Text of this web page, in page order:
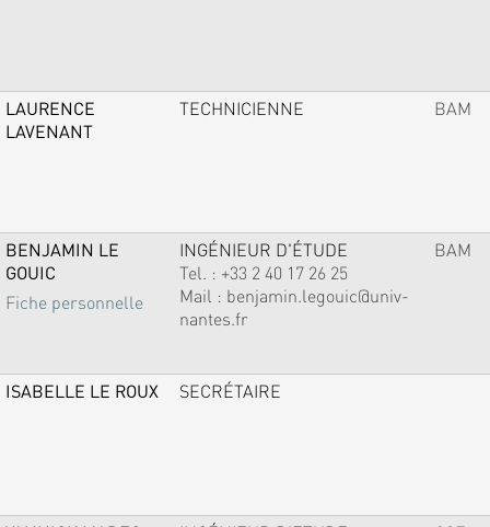
LAURENCE
LAVENANT
TECHNICIENNE BAM
BENJAMIN LE
GOUIC
Fiche personnelle
INGÉNIEUR D'ÉTUDE
Tel. : +33 2 40 17 26 25
Mail : benjamin.legouic@univ-
nantes.fr
BAM
ISABELLE LE ROUX SECRÉTAIRE